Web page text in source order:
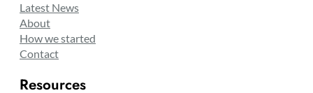
Latest News
About
How we started
Contact
Resources